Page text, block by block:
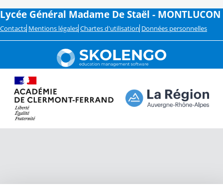
Lycée Général Madame De Staël - MONTLUCON
Contacts Mentions légales Chartes d'utilisation Données personnelles